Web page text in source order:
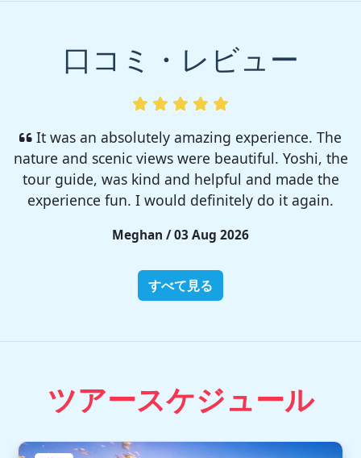
口コミ・レビュー
I enjoyed so much! I rented a tent from TSC,
That was strong and big enough. The camp site
was so nice but you need to bring bug spray for
sure!!
Rieko / 28 Jul 2026
すべて見る
ツアースケジュール